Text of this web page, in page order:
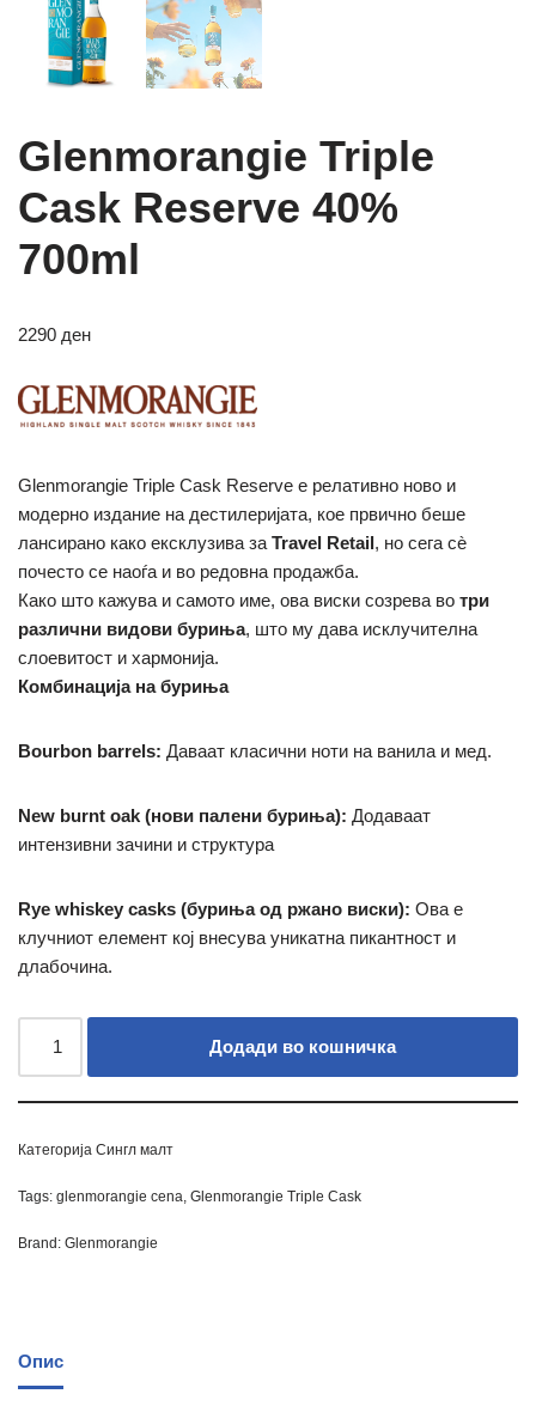
Glenmorangie Triple
Cask Reserve 40%
700ml
2290 ден
Glenmorangie Triple Cask Reserve е релативно ново и
модерно издание на дестилеријата, кое првично беше
лансирано како ексклузива за Travel Retail, но сега сè
почесто се наоѓа и во редовна продажба.
Како што кажува и самото име, ова виски созрева во три
различни видови буриња, што му дава исклучителна
слоевитост и хармонија.
Комбинација на буриња
Bourbon barrels: Даваат класични ноти на ванила и мед.
New burnt oak (нови палени буриња): Додаваат
интензивни зачини и структура
Rye whiskey casks (буриња од ржано виски): Ова е
клучниот елемент кој внесува уникатна пикантност и
длабочина.
Додади во кошничка
Категорија Сингл малт
Tags: glenmorangie cena Glenmorangie Triple Cask
Brand: Glenmorangie
Опис